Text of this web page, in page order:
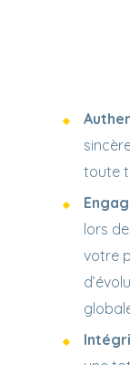
toute
lors
votre